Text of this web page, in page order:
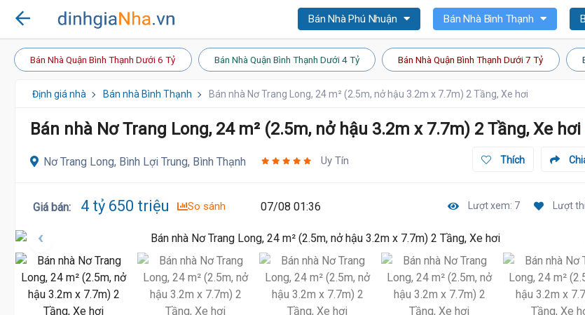
Bán Nhà Phú Nhuận Bán Nhà Bình Thạnh
Bán Nhà Quận Bình Thạnh Dưới 6 Tỷ Bán Nhà Quận Bình Thạnh Dưới 4 Tỷ Bán Nhà Quận Bình Thạnh Dưới 7 Tỷ
Định giá nhà Bán nhà Bình Thạnh Bán nhà Nơ Trang Long, 24 m² (2.5m, nở hậu 3.2m x 7.7m) 2 Tầng, Xe hơi
Bán nhà Nơ Trang Long, 24 m² (2.5m, nở hậu 3.2m x 7.7m) 2 Tầng, Xe hơi
Nơ Trang Long, Bình Lợi Trung, Bình Thạnh Uy Tín Thích
Giá bán: 4 tỷ 650 triệu So sánh 07/08 01:36 Lượt xem: 7 Lượt